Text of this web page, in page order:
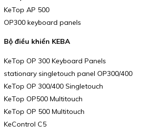
KeTop AP 500
OP300 keyboard panels
Bộ điều khiển KEBA
KeTop OP 300 Keyboard Panels
stationary singletouch panel OP300/400
KeTop OP 300/400 Singletouch
KeTop OP500 Multitouch
KeTop OP 500 Multitouch
KeControl C5